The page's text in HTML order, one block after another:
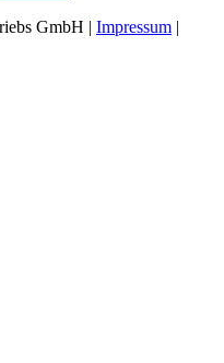
GmbH | Impressum |